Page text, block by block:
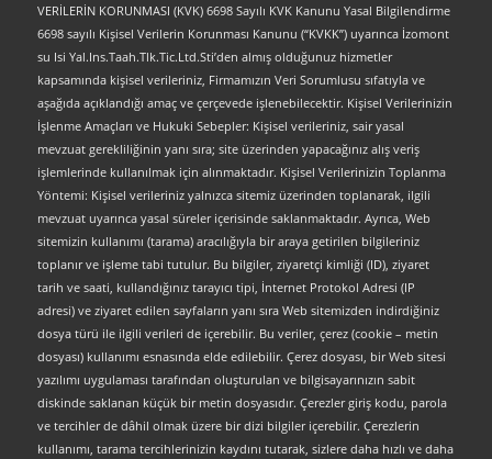
VERİLERİN KORUNMASI (KVK) 6698 Sayılı KVK Kanunu Yasal Bilgilendirme
6698 sayılı Kişisel Verilerin Korunması Kanunu (“KVKK”) uyarınca İzomont
su Isi Yal.Ins.Taah.Tlk.Tic.Ltd.Sti’den almış olduğunuz hizmetler
kapsamında kişisel verileriniz, Firmamızın Veri Sorumlusu sıfatıyla ve
aşağıda açıklandığı amaç ve çerçevede işlenebilecektir. Kişisel Verilerinizin
İşlenme Amaçları ve Hukuki Sebepler: Kişisel verileriniz, sair yasal
mevzuat gerekliliğinin yanı sıra; site üzerinden yapacağınız alış veriş
işlemlerinde kullanılmak için alınmaktadır. Kişisel Verilerinizin Toplanma
Yöntemi: Kişisel verileriniz yalnızca sitemiz üzerinden toplanarak, ilgili
mevzuat uyarınca yasal süreler içerisinde saklanmaktadır. Ayrıca, Web
sitemizin kullanımı (tarama) aracılığıyla bir araya getirilen bilgileriniz
toplanır ve işleme tabi tutulur. Bu bilgiler, ziyaretçi kimliği (ID), ziyaret
tarih ve saati, kullandığınız tarayıcı tipi, İnternet Protokol Adresi (IP
adresi) ve ziyaret edilen sayfaların yanı sıra Web sitemizden indirdiğiniz
dosya türü ile ilgili verileri de içerebilir. Bu veriler, çerez (cookie – metin
dosyası) kullanımı esnasında elde edilebilir. Çerez dosyası, bir Web sitesi
yazılımı uygulaması tarafından oluşturulan ve bilgisayarınızın sabit
diskinde saklanan küçük bir metin dosyasıdır. Çerezler giriş kodu, parola
ve tercihler de dâhil olmak üzere bir dizi bilgiler içerebilir. Çerezlerin
kullanımı, tarama tercihlerinizin kaydını tutarak, sizlere daha hızlı ve daha